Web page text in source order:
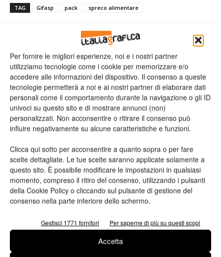
Per fornire le migliori esperienze, noi e i nostri partner
utilizziamo tecnologie come i cookie per memorizzare e/o
accedere alle informazioni del dispositivo. Il consenso a queste
tecnologie permetterà a noi e ai nostri partner di elaborare dati
personali come il comportamento durante la navigazione o gli ID
univoci su questo sito e di mostrare annunci (non)
personalizzati. Non acconsentire o ritirare il consenso può
influire negativamente su alcune caratteristiche e funzioni.
Clicca qui sotto per acconsentire a quanto sopra o per fare
scelte dettagliate. Le tue scelte saranno applicate solamente a
questo sito. È possibile modificare le impostazioni in qualsiasi
momento, compreso il ritiro del consenso, utilizzando i pulsanti
della Cookie Policy o cliccando sul pulsante di gestione del
consenso nella parte inferiore dello schermo.
Gestisci 1771 fornitori Per saperne di più su questi scopi
Accetta
TAG Gifasp pack spreco alimentare
Articolo precedente
OKI lancia E-64s della
gamma ColorPainter Premium
Prossimo articolo
Onlineprinters conta ormai
600.000 clienti nel mondo
ARTICOLI CORRELATI ALTRO DALL'AUTORE
Viscom 2026 cambia volto: debutta il
nuovo format Exhibition & Conference
Assografici celebra 80 anni, a Milano